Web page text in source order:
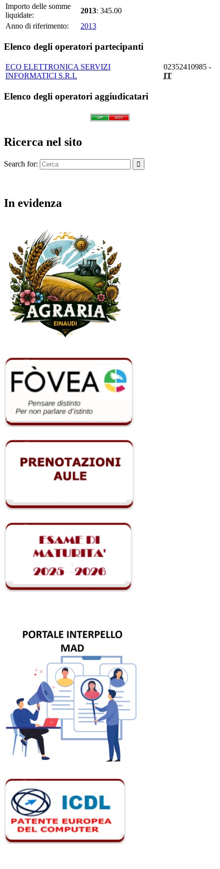
Importo delle somme
liquidate:
2013: 345.00
Anno di riferimento:
2013
Elenco degli operatori partecipanti
ECO ELETTRONICA SERVIZI
INFORMATICI S.R.L
02352410985 -
IT
Elenco degli operatori aggiudicatari
Ricerca nel sito
Search for:
In evidenza